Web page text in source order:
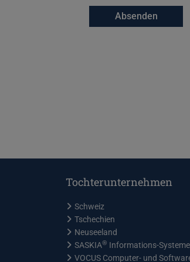
Absenden
Tochterunternehmen
Schweiz
Tschechien
Neuseeland
SASKIA® Informations-
VOCUS Computer- und